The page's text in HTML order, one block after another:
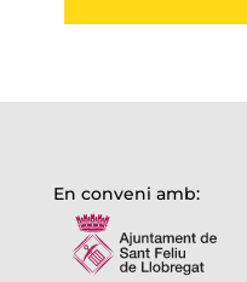
En conveni amb: